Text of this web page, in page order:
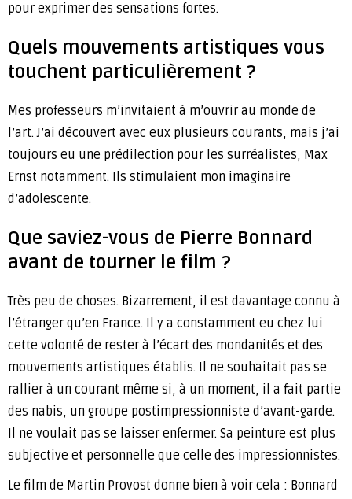
pour exprimer des sensations fortes.
Quels mouvements artistiques vous
touchent particulièrement ?
Mes professeurs m’invitaient à m’ouvrir au monde de
l’art. J’ai découvert avec eux plusieurs courants, mais j’ai
toujours eu une prédilection pour les surréalistes, Max
Ernst notamment. Ils stimulaient mon imaginaire
d’adolescente.
Que saviez-vous de Pierre Bonnard
avant de tourner le film ?
Très peu de choses. Bizarrement, il est davantage connu à
l’étranger qu’en France. Il y a constamment eu chez lui
cette volonté de rester à l’écart des mondanités et des
mouvements artistiques établis. Il ne souhaitait pas se
rallier à un courant même si, à un moment, il a fait partie
des nabis, un groupe postimpressionniste d’avant-garde.
Il ne voulait pas se laisser enfermer. Sa peinture est plus
subjective et personnelle que celle des impressionnistes.
Le film de Martin Provost donne bien à voir cela : Bonnard